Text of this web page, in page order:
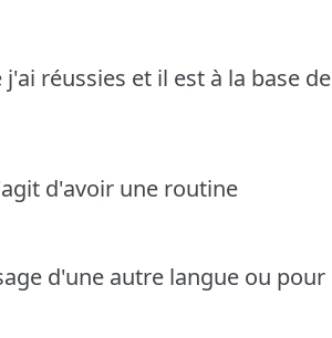
réussies et il est à la base de
d'avoir une routine
d'une autre langue ou pour